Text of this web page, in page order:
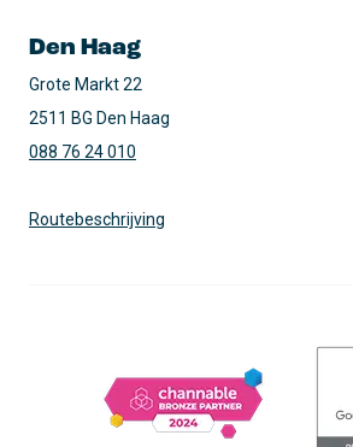
Den Haag
Grote Markt 22
2511 BG Den Haag
088 76 24 010
Routebeschrijving